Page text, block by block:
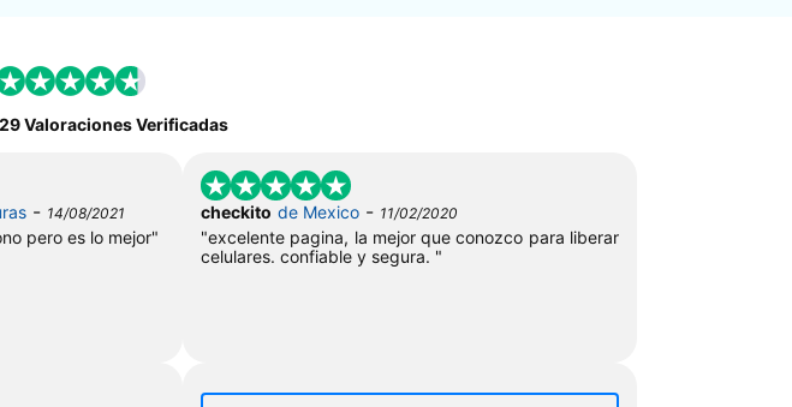
29 Valoraciones Verificadas
- 14/08/2021
pero es lo mejor"
checkito de Mexico - 11/02/2020
"excelente pagina, la mejor que conozco para liberar
celulares. confiable y segura. "